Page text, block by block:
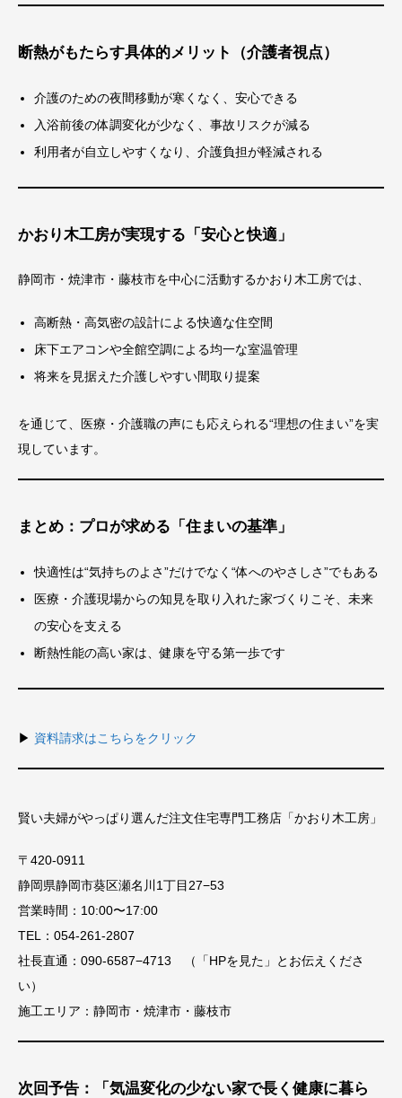
断熱がもたらす具体的メリット（介護者視点）
介護のための夜間移動が寒くなく、安心できる
入浴前後の体調変化が少なく、事故リスクが減る
利用者が自立しやすくなり、介護負担が軽減される
かおり木工房が実現する「安心と快適」
静岡市・焼津市・藤枝市を中心に活動するかおり木工房では、
高断熱・高気密の設計による快適な住空間
床下エアコンや全館空調による均一な室温管理
将来を見据えた介護しやすい間取り提案
を通じて、医療・介護職の声にも応えられる“理想の住まい”を実
現しています。
まとめ：プロが求める「住まいの基準」
快適性は“気持ちのよさ”だけでなく“体へのやさしさ”でもある
医療・介護現場からの知見を取り入れた家づくりこそ、未来
の安心を支える
断熱性能の高い家は、健康を守る第一歩です
▶︎ 資料請求はこちらをクリック
賢い夫婦がやっぱり選んだ注文住宅専門工務店「かおり木工房」
〒420-0911
静岡県静岡市葵区瀬名川1丁目27−53
営業時間：10:00〜17:00
TEL：054-261-2807
社長直通：090-6587−4713 （「HPを見た」とお伝えくださ
い）
施工エリア：静岡市・焼津市・藤枝市
次回予告：「気温変化の少ない家で長く健康に暮ら